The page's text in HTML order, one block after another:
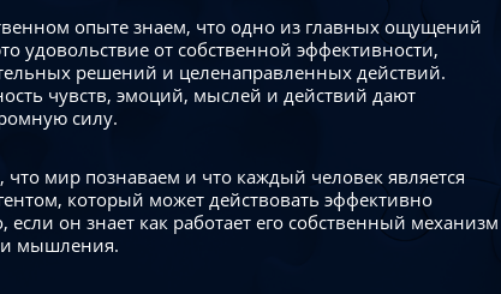
опыте знаем, что одно из главных ощущений
удовольствие от собственной эффективности,
решений и целенаправленных действий.
чувств, эмоций, мыслей и действий дают
силу.
мир познаваем и что каждый человек является
который может действовать эффективно
если он знает как работает его собственный механизм
и мышления.